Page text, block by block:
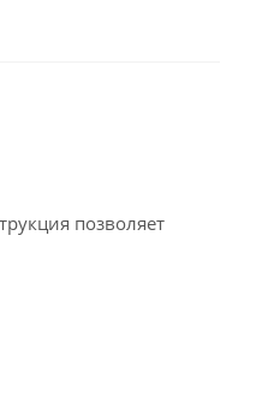
позволяет